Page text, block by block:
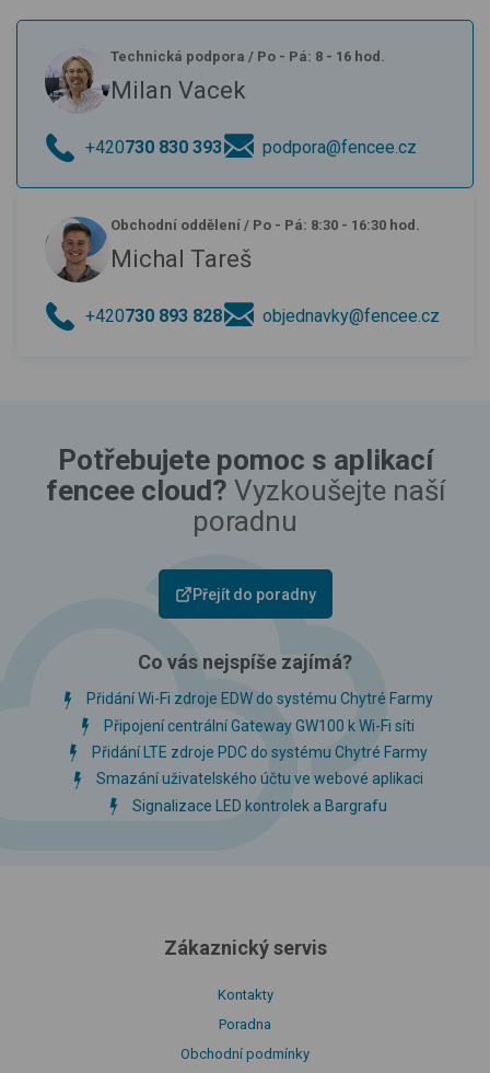
Technická podpora / Po - Pá: 8 - 16 hod.
Milan Vacek
+420730 830 393 podpora@fencee.cz
Obchodní oddělení / Po - Pá: 8:30 - 16:30 hod.
Michal Tareš
+420730 893 828 objednavky@fencee.cz
Potřebujete pomoc s aplikací
fencee cloud? Vyzkoušejte naší
poradnu
Přejít do poradny
Co vás nejspíše zajímá?
Přidání Wi-Fi zdroje EDW do systému Chytré Farmy
Připojení centrální Gateway GW100 k Wi-Fi síti
Přidání LTE zdroje PDC do systému Chytré Farmy
Smazání uživatelského účtu ve webové aplikaci
Signalizace LED kontrolek a Bargrafu
Zákaznický servis
Kontakty
Poradna
Obchodní podmínky